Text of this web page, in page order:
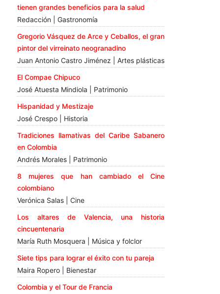
tienen grandes beneficios para la salud
Redacción | Gastronomía
Gregorio Vásquez de Arce y Ceballos, el gran
pintor del virreinato neogranadino
Juan Antonio Castro Jiménez | Artes plásticas
El Compae Chipuco
José Atuesta Mindiola | Patrimonio
Hispanidad y Mestizaje
José Crespo | Historia
Tradiciones llamativas del Caribe Sabanero
en Colombia
Andrés Morales | Patrimonio
8 mujeres que han cambiado el Cine
colombiano
Verónica Salas | Cine
Los altares de Valencia, una historia
cincuentenaria
María Ruth Mosquera | Música y folclor
Siete tips para lograr el éxito con tu pareja
Maira Ropero | Bienestar
Colombia y el Tour de Francia